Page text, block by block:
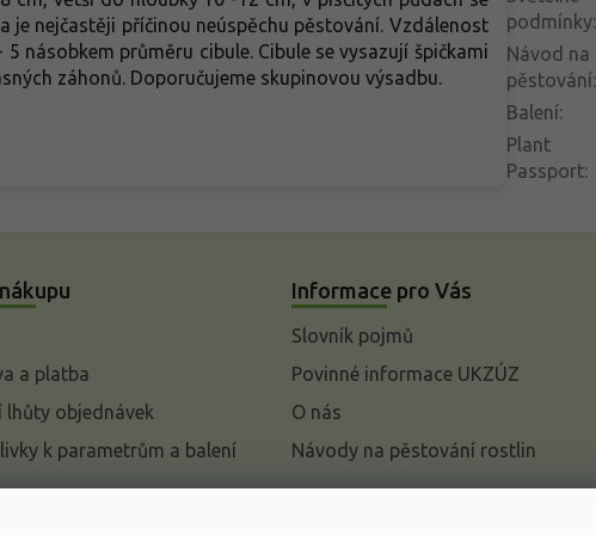
je nejčastěji příčinou neúspěchu pěstování. Vzdálenost
násobkem průměru cibule. Cibule se vysazují špičkami
záhonů. Doporučujeme skupinovou výsadbu.
podmínky:
Návod na
pěstování:
Balení:
Plant
Passport:
a platba
lhůty objednávek
k parametrům a balení
Informace pro Vás
Slovník pojmů
Povinné informace UKZÚZ
O nás
Návody na pěstování rostlin